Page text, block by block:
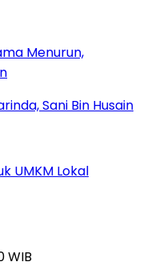
Menurun,
UMKM Lokal
WIB